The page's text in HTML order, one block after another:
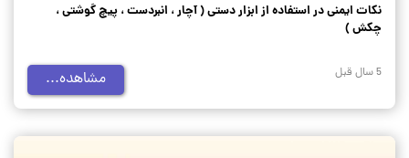
نکات ایمنی در استفاده از ابزار دستی ( آچار ، انبردست ، پیچ گوشتی ،
چکش )
5 سال قبل مشاهده...